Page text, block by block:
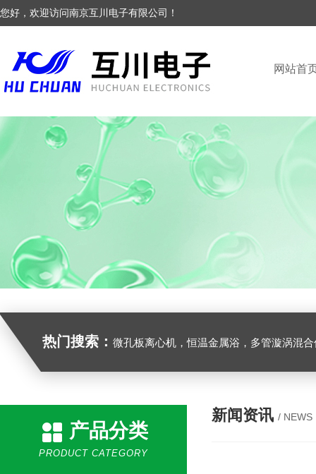
您好，欢迎访问南京互川电子有限公司！
网站首
热门搜索： 微孔板离心机，恒温金属浴，多管漩涡混合仪，梅毒旋转仪,红外线灭菌器，微孔板恒温振荡器，恒温混匀仪，水平摇床，牛奶抗生素恒
产品分类
PRODUCT CATEGORY
新闻资讯 / NEWS